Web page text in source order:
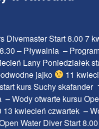
Divemaster Start 8.00 7
– Pływalnia –
Lany Poniedziałek
jajko
11
kurs Suchy skafander
– Wody otwarte kursu
13 kwiecień czwartek –
Water Diver Start